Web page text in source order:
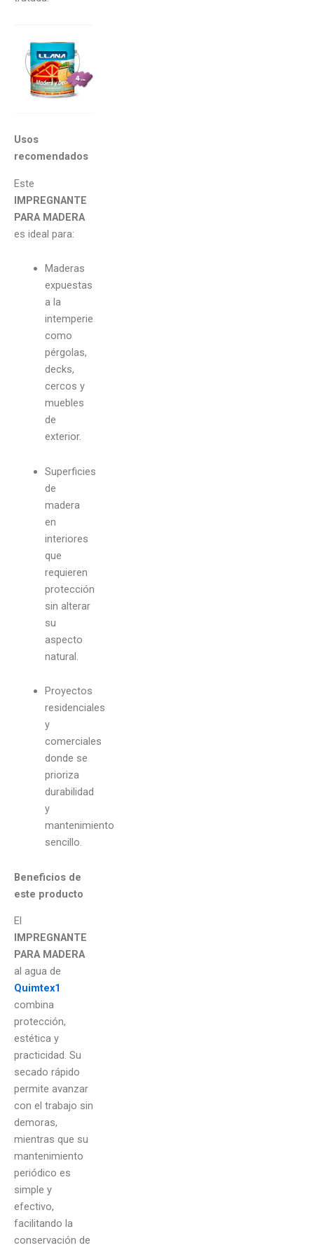
Usos
recomendados
Este
IMPREGNANTE
PARA MADERA
es ideal para:
Maderas
expuestas
a la
intemperie
como
pérgolas,
decks,
cercos y
muebles
de
exterior.
Superficies
de
madera
en
interiores
que
requieren
protección
sin alterar
su
aspecto
natural.
Proyectos
residenciales
y
comerciales
donde se
prioriza
durabilidad
y
mantenimiento
sencillo.
Beneficios de
este producto
El
IMPREGNANTE
PARA MADERA
al agua de
Quimtex1
combina
protección,
estética y
practicidad. Su
secado rápido
permite avanzar
con el trabajo sin
demoras,
mientras que su
mantenimiento
periódico es
simple y
efectivo,
facilitando la
conservación de